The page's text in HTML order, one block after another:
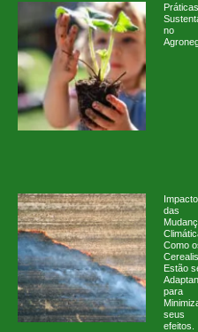
Práticas
no
Impacto
das
Como
Estão
para
seus
efeitos.